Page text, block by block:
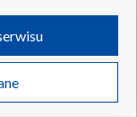
Ciebie
IP, identyfikatory